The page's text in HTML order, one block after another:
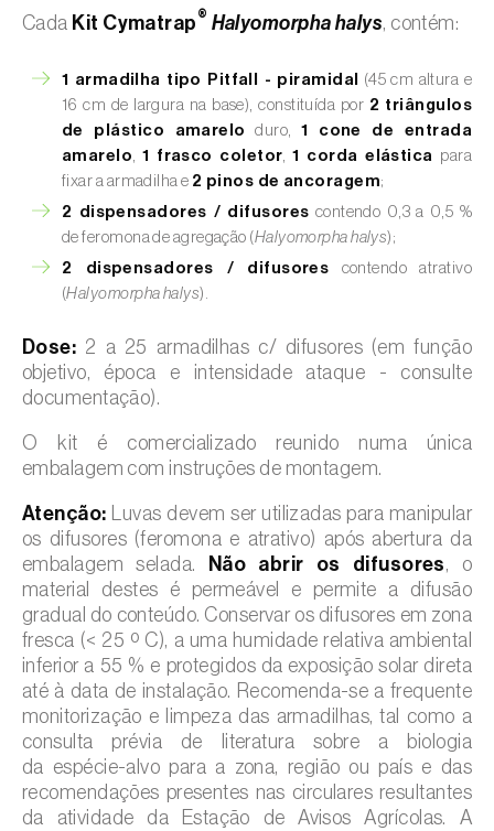
Cada Kit Cymatrap ® Halyomorpha halys, contém:
1 armadilha tipo Pitfall - piramidal
(45 cm altura e
16 cm de largura na base), constituída por 2 triângulos
de plástico amarelo
duro,1 cone de entrada
amarelo ,1 frasco coletor ,1 corda elástica para
fixar a armadilha e 2 pinos de ancoragem;
2 dispensadores / difusores contendo 0,3 a 0,5 %
de feromona de agregação (Halyomorpha halys);
2 dispensadores / difusores contendo atrativo
(Halyomorpha halys).
Dose: 2 a 25 armadilhas c/ difusores (em função
objetivo, época e intensidade ataque - consulte
documentação).
O kit é comercializado reunido numa única
embalagem com instruções de montagem.
Atenção: Luvas devem ser utilizadas para manipular
os difusores (feromona e atrativo) após abertura da
embalagem selada.
Não abrir os difusores, o
material destes é permeável e permite a difusão
gradual do conteúdo. Conservar os difusores em zona
fresca (< 25 º C), a uma humidade relativa ambiental
inferior a 55 % e protegidos da exposição solar direta
até à data de instalação. Recomenda-se a frequente
monitorização e limpeza das armadilhas, tal como a
consulta prévia de literatura sobre a biologia
da espécie-alvo para a zona, região ou país e das
recomendações presentes nas circulares resultantes
da atividade da Estação de Avisos Agrícolas. A